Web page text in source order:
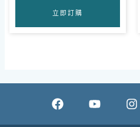
立即訂購
F
a
Y
I
n